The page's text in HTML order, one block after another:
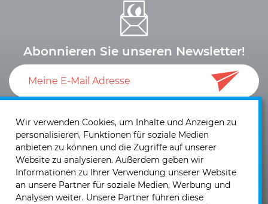
Abonnieren Sie unseren Newsletter!
Einwilligung zum Versand von Neuigkeiten und
Informationen.
Wir verwenden Cookies, um Inhalte und Anzeigen zu
personalisieren, Funktionen für soziale Medien
anbieten zu können und die Zugriffe auf unserer
Website zu analysieren. Außerdem geben wir
Informationen zu Ihrer Verwendung unserer Website
an unsere Partner für soziale Medien, Werbung und
Analysen weiter. Unsere Partner führen diese